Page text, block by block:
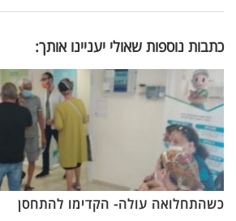
כתבות נוספות שאולי יעניינו אותך:
כשהתחלואה עולה- הקדימו להתחסן